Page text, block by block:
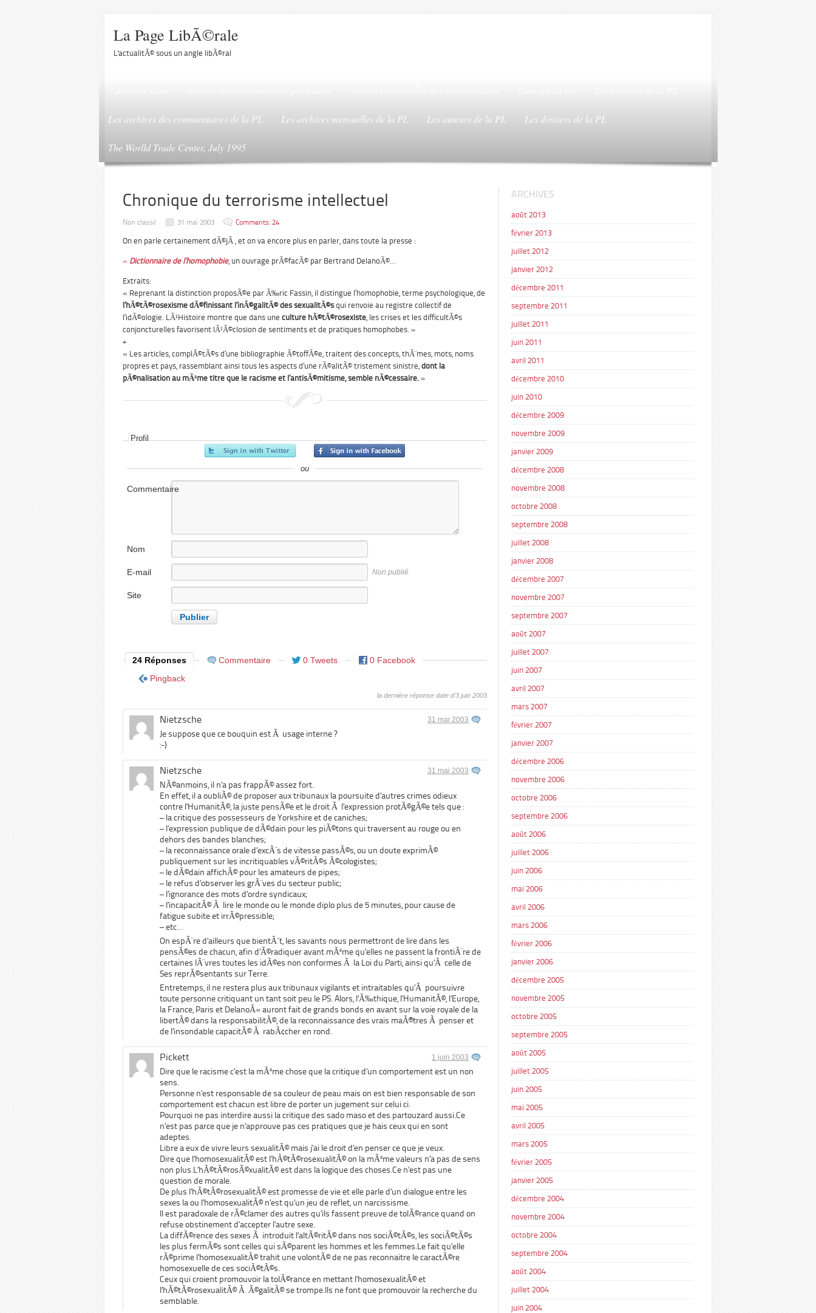
La Page LibÃ©rale
L'actualitÃ© sous un angle libÃ©ral
Les archives des commentaires de la PL Les archives mensuelles de la PL Les auteurs de la PL Les dossiers de la PL
The Worlld Trade Center, July 1995
Chronique du terrorisme intellectuel
Non classé 31 mai 2003 Comments: 24
On en parle certainement dÃ©jÃ , et on va encore plus en parler, dans toute la presse :
« Dictionnaire de l’homophobie, un ouvrage prÃ©facÃ© par Bertrand DelanoÃ©…
Extraits:
« Reprenant la distinction proposÃ©e par Ã‰ric Fassin, il distingue l’homophobie, terme psychologique, de
l’hÃ©tÃ©rosexisme dÃ©finissant l’inÃ©galitÃ© des sexualitÃ©s qui renvoie au registre collectif de
l’idÃ©ologie. LÂ¹Histoire montre que dans une culture hÃ©tÃ©rosexiste, les crises et les difficultÃ©s
conjoncturelles favorisent lÂ¹Ã©closion de sentiments et de pratiques homophobes. »
+
« Les articles, complÃ©tÃ©s d’une bibliographie Ã©toffÃ©e, traitent des concepts, thÃ¨mes, mots, noms
propres et pays, rassemblant ainsi tous les aspects d’une rÃ©alitÃ© tristement sinistre, dont la
pÃ©nalisation au mÃªme titre que le racisme et l’antisÃ©mitisme, semble nÃ©cessaire. »
Profil
ou
Commentaire
Nom
E-mail Non publié
Site
24 Réponses Commentaire 0 Tweets
0 Facebook
Pingback
la dernière réponse date d'3 juin 2003
Nietzsche 31 mai 2003
Je suppose que ce bouquin est Ã usage interne ?
:-)
Nietzsche 31 mai 2003
NÃ©anmoins, il n’a pas frappÃ© assez fort.
En effet, il a oubliÃ© de proposer aux tribunaux la poursuite d’autres crimes odieux
contre l’HumanitÃ©, la juste pensÃ©e et le droit Ã l’expression protÃ©gÃ©e tels que :
– la critique des possesseurs de Yorkshire et de caniches;
– l’expression publique de dÃ©dain pour les piÃ©tons qui traversent au rouge ou en
dehors des bandes blanches;
– la reconnaissance orale d’excÃ¨s de vitesse passÃ©s, ou un doute exprimÃ©
publiquement sur les incritiquables vÃ©ritÃ©s Ã©cologistes;
– le dÃ©dain affichÃ© pour les amateurs de pipes;
– le refus d’observer les grÃ¨ves du secteur public;
– l’ignorance des mots d’ordre syndicaux;
– l’incapacitÃ© Ã lire le monde ou le monde diplo plus de 5 minutes, pour cause de
fatigue subite et irrÃ©pressible;
– etc…
On espÃ¨re d’ailleurs que bientÃ´t, les savants nous permettront de lire dans les
pensÃ©es de chacun, afin d’Ã©radiquer avant mÃªme qu’elles ne passent la frontiÃ¨re de
certaines lÃ¨vres toutes les idÃ©es non conformes Ã la Loi du Parti, ainsi qu’Ã celle de
Ses reprÃ©sentants sur Terre.
Entretemps, il ne restera plus aux tribunaux vigilants et intraitables qu’Ã poursuivre
toute personne critiquant un tant soit peu le PS. Alors, l’Ã‰thique, l’HumanitÃ©, l’Europe,
la France, Paris et DelanoÃ« auront fait de grands bonds en avant sur la voie royale de la
libertÃ© dans la responsabilitÃ©, de la reconnaissance des vrais maÃ®tres Ã penser et
de l’insondable capacitÃ© Ã rabÃ¢cher en rond.
Pickett 1 juin 2003
Dire que le racisme c’est la mÃªme chose que la critique d’un comportement est un non
sens.
Personne n’est responsable de sa couleur de peau mais on est bien responsable de son
comportement est chacun est libre de porter un jugement sur celui ci.
Pourquoi ne pas interdire aussi la critique des sado maso et des partouzard aussi.Ce
n’est pas parce que je n’approuve pas ces pratiques que je hais ceux qui en sont
adeptes.
Libre a eux de vivre leurs sexualitÃ© mais j’ai le droit d’en penser ce que je veux.
Dire que l’homosexualitÃ© est l’hÃ©tÃ©rosexualitÃ© on la mÃªme valeurs n’a pas de sens
non plus.L’hÃ©tÃ©rosÃ©xualitÃ© est dans la logique des choses.Ce n’est pas une
question de morale.
De plus l’hÃ©tÃ©rosexualitÃ© est promesse de vie et elle parle d’un dialogue entre les
sexes la ou l’homosexualitÃ© n’est qu’un jeu de reflet, un narcissisme.
Il est paradoxale de rÃ©clamer des autres qu’ils fassent preuve de tolÃ©rance quand on
refuse obstinement d’accepter l’autre sexe.
La diffÃ©rence des sexes Ã introduit l’altÃ©ritÃ© dans nos sociÃ©tÃ©s, les sociÃ©tÃ©s
les plus fermÃ©s sont celles qui sÃ©parent les hommes et les femmes.Le fait qu’elle
rÃ©prime l’homosexualitÃ© trahit une volontÃ© de ne pas reconnaitre le caractÃ©re
homosexuelle de ces sociÃ©tÃ©s.
Ceux qui croient promouvoir la tolÃ©rance en mettant l’homosexualitÃ© et
l’hÃ©tÃ©rosexualitÃ© Ã Ã©galitÃ© se trompe.Ils ne font que promouvoir la recherche du
semblable.
ARCHIVES
août 2013
février 2013
juillet 2012
janvier 2012
décembre 2011
septembre 2011
juillet 2011
juin 2011
avril 2011
décembre 2010
juin 2010
décembre 2009
novembre 2009
janvier 2009
décembre 2008
novembre 2008
octobre 2008
septembre 2008
juillet 2008
janvier 2008
décembre 2007
novembre 2007
septembre 2007
août 2007
juillet 2007
juin 2007
avril 2007
mars 2007
février 2007
janvier 2007
décembre 2006
novembre 2006
octobre 2006
septembre 2006
août 2006
juillet 2006
juin 2006
mai 2006
avril 2006
mars 2006
février 2006
janvier 2006
décembre 2005
novembre 2005
octobre 2005
septembre 2005
août 2005
juillet 2005
juin 2005
mai 2005
avril 2005
mars 2005
février 2005
janvier 2005
décembre 2004
novembre 2004
octobre 2004
septembre 2004
août 2004
juillet 2004
juin 2004